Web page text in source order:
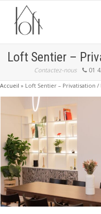
Loft Sentier –
Contactez-nous 01
Accueil » Loft Sentier – Privatisation /